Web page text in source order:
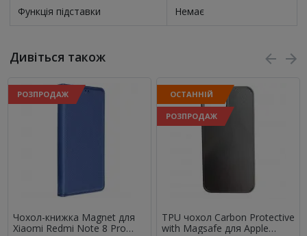
Функція підставки Немає
Дивіться також
РОЗПРОДАЖ
Чохол-книжка Magnet для
Xiaomi Redmi Note 8 Pro
ОСТАННІЙ
РОЗПРОДАЖ
TPU чохол Carbon Protective
with Magsafe для Apple